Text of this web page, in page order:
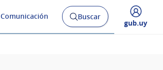
Comunicación
Abrir
buscador
Buscar
Desplegar
gub.uy